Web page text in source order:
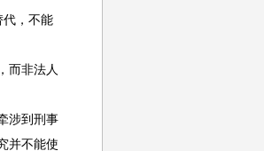
代，不能
而非法人
涉到刑事
并不能使